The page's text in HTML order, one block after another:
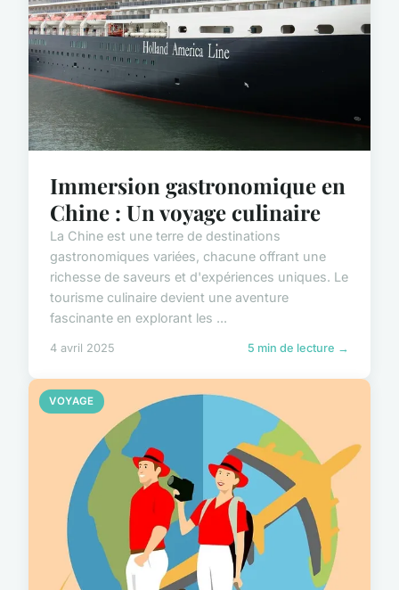
Immersion gastronomique en
Chine : Un voyage culinaire
La Chine est une terre de destinations
gastronomiques variées, chacune offrant une
richesse de saveurs et d'expériences uniques. Le
tourisme culinaire devient une aventure
fascinante en explorant les ...
4 avril 2025 5 min de lecture →
VOYAGE